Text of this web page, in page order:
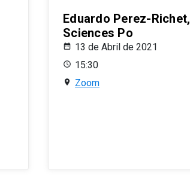
Eduardo Perez-Richet,
Sciences Po
13 de Abril de 2021
15:30
Zoom